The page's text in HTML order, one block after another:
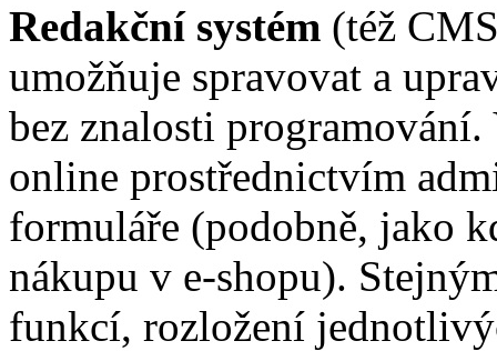
Redakční systém (též
umožňuje spravovat a
bez znalosti
online prostřednictvím
formuláře (podobně, jako
nákupu v e-shopu).
funkcí, rozložení